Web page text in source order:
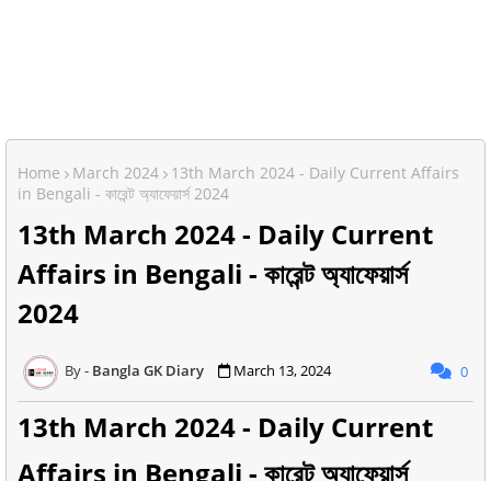
Home March 2024
13th March 2024 - Daily Current Affairs
in Bengali - কারেন্ট অ্যাফেয়ার্স 2024
13th March 2024 - Daily Current
Affairs in Bengali - কারেন্ট অ্যাফেয়ার্স
2024
Bangla GK Diary March 13, 2024 0
13th March 2024 - Daily Current
Affairs in Bengali - কারেন্ট অ্যাফেয়ার্স